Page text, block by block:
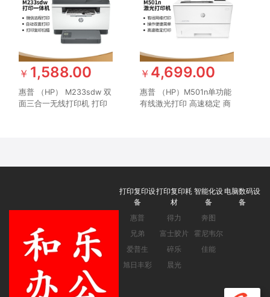
￥ 1,588.00
惠普 （HP） M233sdw 双
面三合一无线打印机 打印
￥ 4,699.00
惠普 （HP）M501n单功能
有线激光打印 高速稳定 商
打印复印设
备
惠普
兄弟
爱普生
旭日丰彩
打印复印耗
材
得力
富士胶片
碎乐
晨光
智能化设
备
奔图
霍尼韦尔
佳能
电脑数码设
备